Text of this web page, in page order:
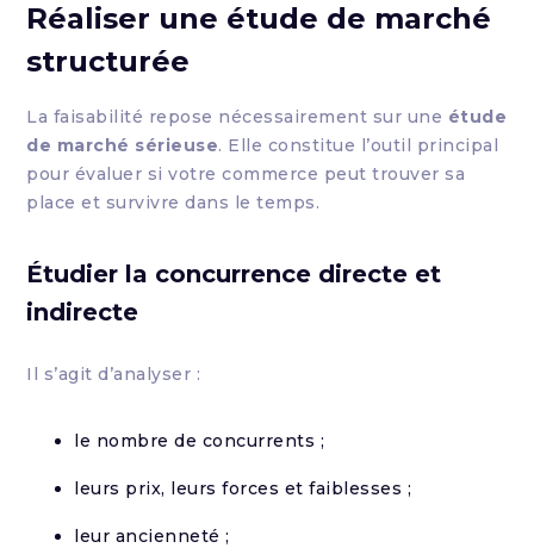
Réaliser une étude de marché
structurée
La faisabilité repose nécessairement sur une étude
de marché sérieuse. Elle constitue l’outil principal
pour évaluer si votre commerce peut trouver sa
place et survivre dans le temps.
Étudier la concurrence directe et
indirecte
Il s’agit d’analyser :
le nombre de concurrents ;
leurs prix, leurs forces et faiblesses ;
leur ancienneté ;